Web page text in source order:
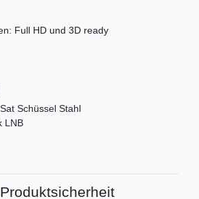
Full HD und 3D ready
Schüssel Stahl
LNB